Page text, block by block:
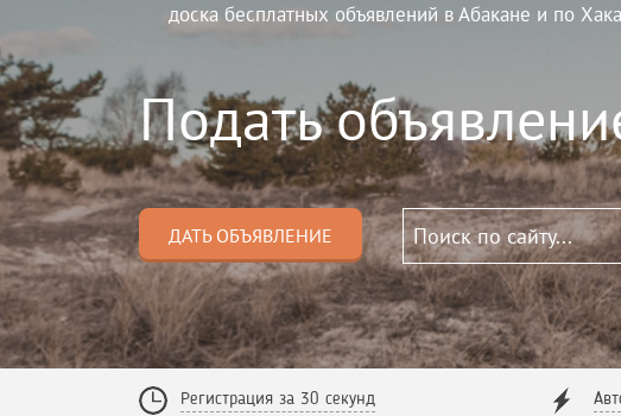
доска бесплатных объявлений в Абакане и по
Подать
ДАТЬ ОБЪЯВЛЕНИЕ
Регистрация за 30 секунд